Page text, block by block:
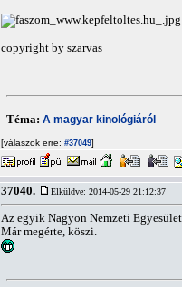
copyright by szarvas
Téma: A magyar kinológiáról
[válaszok erre: #37049]
37040. Elküldve: 2014-05-29 21:12:37
Az egyik Nagyon Nemzeti
Már megérte, köszi.